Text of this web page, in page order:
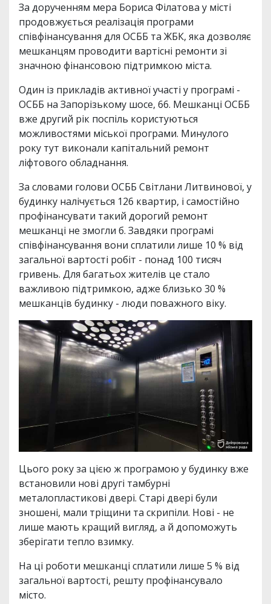
За дорученням мера Бориса Філатова у місті
продовжується реалізація програми
співфінансування для ОСББ та ЖБК, яка дозволяє
мешканцям проводити вартісні ремонти зі
значною фінансовою підтримкою міста.
Один із прикладів активної участі у програмі -
ОСББ на Запорізькому шосе, 66. Мешканці ОСББ
вже другий рік поспіль користуються
можливостями міської програми. Минулого
року тут виконали капітальний ремонт
ліфтового обладнання.
За словами голови ОСББ Світлани Литвинової, у
будинку налічується 126 квартир, і самостійно
профінансувати такий дорогий ремонт
мешканці не змогли б. Завдяки програмі
співфінансування вони сплатили лише 10 % від
загальної вартості робіт - понад 100 тисяч
гривень. Для багатьох жителів це стало
важливою підтримкою, адже близько 30 %
мешканців будинку - люди поважного віку.
Цього року за цією ж програмою у будинку вже
встановили нові другі тамбурні
металопластикові двері. Старі двері були
зношені, мали тріщини та скрипіли. Нові - не
лише мають кращий вигляд, а й допоможуть
зберігати тепло взимку.
На ці роботи мешканці сплатили лише 5 % від
загальної вартості, решту профінансувало
місто.